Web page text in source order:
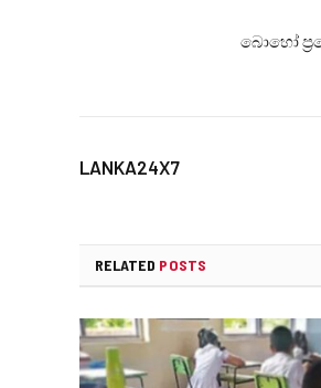
බොහෝ
LANKA24X7
RELATED POSTS